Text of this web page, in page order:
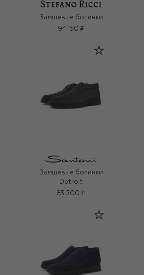
Замшевые ботинки
94 150 ₽
Замшевые ботинки
Detroit
83 500 ₽